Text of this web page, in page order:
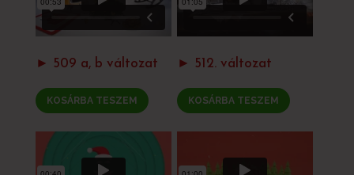
► 509 a, b változat
KOSÁRBA TESZEM
► 512. változat
KOSÁRBA TESZEM